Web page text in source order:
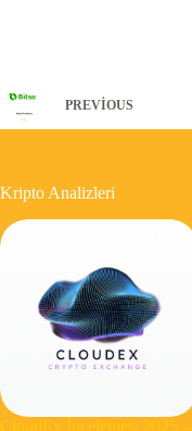
PREVIOUS
Kripto Analizleri
CloudEx İncelemesi 2025 –